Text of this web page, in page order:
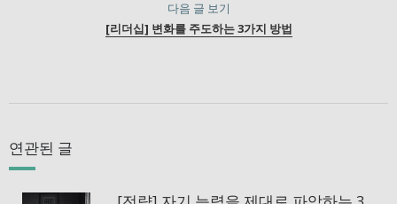
다음 글 보기
[리더십] 변화를 주도하는 3가지 방법
연관된 글